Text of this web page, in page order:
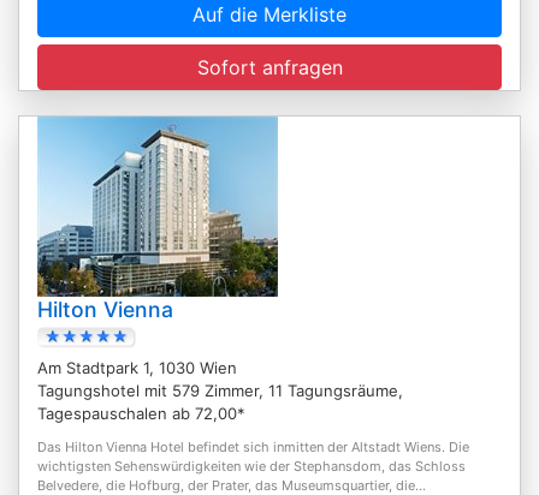
Auf die Merkliste
Sofort anfragen
Hilton Vienna
Am Stadtpark 1, 1030 Wien
Tagungshotel mit 579 Zimmer, 11 Tagungsräume,
Tagespauschalen ab 72,00*
Das Hilton Vienna Hotel befindet sich inmitten der Altstadt Wiens. Die
wichtigsten Sehenswürdigkeiten wie der Stephansdom, das Schloss
Belvedere, die Hofburg, der Prater, das Museumsquartier, die...